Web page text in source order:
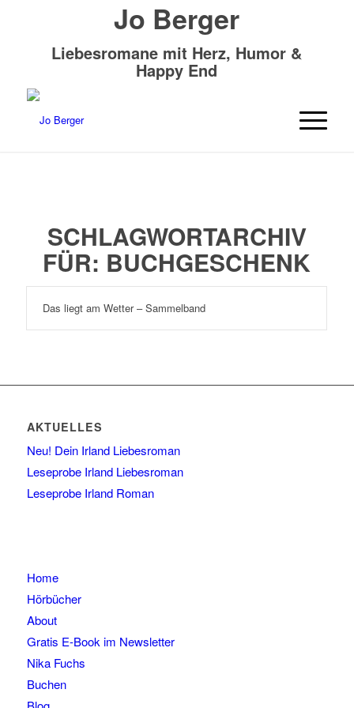
Jo Berger
Liebesromane mit Herz, Humor &
Happy End
SCHLAGWORTARCHIV
FÜR: BUCHGESCHENK
Das liegt am Wetter – Sammelband
AKTUELLES
Neu! Dein Irland Liebesroman
Leseprobe Irland Liebesroman
Leseprobe Irland Roman
Home
Hörbücher
About
Gratis E-Book im Newsletter
Nika Fuchs
Buchen